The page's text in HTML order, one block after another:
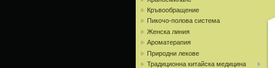
Кръвообращение
Пикочо-полова система
Женска линия
Ароматерапия
Природни лекове
Традиционна китайска медицина